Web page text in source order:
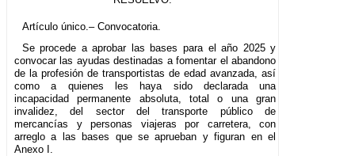
Artículo único.– Convocatoria.
Se procede a aprobar las bases para el año 2025 y
convocar las ayudas destinadas a fomentar el abandono
de la profesión de transportistas de edad avanzada, así
como a quienes les haya sido declarada una
incapacidad permanente absoluta, total o una gran
invalidez, del sector del transporte público de
mercancías y personas viajeras por carretera, con
arreglo a las bases que se aprueban y figuran en el
Anexo I.